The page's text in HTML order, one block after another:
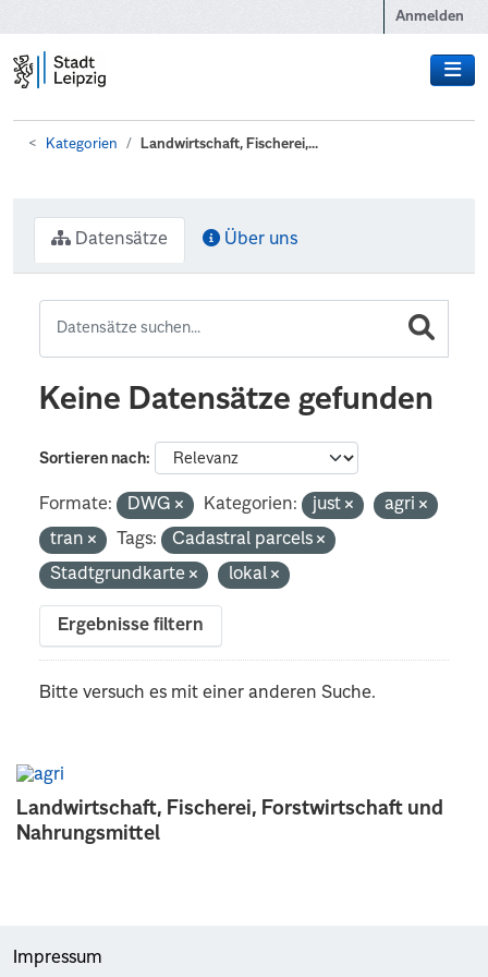
Anmelden
Kategorien Landwirtschaft, Fischerei,...
Landwirtschaft, Fischerei, Forstwirtschaft und
Nahrungsmittel
Datensätze Über uns
Keine Datensätze gefunden
Sortieren nach
Formate: DWG Kategorien: just
agri
tran
Tags:
Cadastral parcels
Stadtgrundkarte
lokal
Ergebnisse filtern
Bitte versuch es mit einer anderen Suche.
Impressum